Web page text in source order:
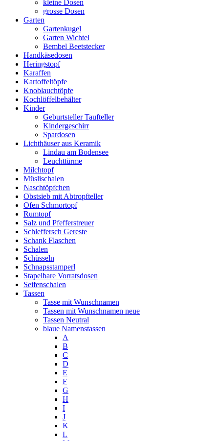
kleine Dosen
grosse Dosen
Garten
Gartenkugel
Garten Wichtel
Bembel Beetstecker
Handkäsedosen
Heringstopf
Karaffen
Kartoffeltöpfe
Knoblauchtöpfe
Kochlöffelbehälter
Kinder
Geburtsteller Taufteller
Kindergeschirr
Spardosen
Lichthäuser aus Keramik
Lindau am Bodensee
Leuchttürme
Milchtopf
Müslischalen
Naschtöpfchen
Obstsieb mit Abtropfteller
Ofen Schmortopf
Rumtopf
Salz und Pfefferstreuer
Schleffersch Gereste
Schank Flaschen
Schalen
Schüsseln
Schnapsstamperl
Stapelbare Vorratsdosen
Seifenschalen
Tassen
Tasse mit Wunschnamen
Tassen mit Wunschnamen neue
Tassen Neutral
blaue Namenstassen
A
B
C
D
E
F
G
H
I
J
K
L